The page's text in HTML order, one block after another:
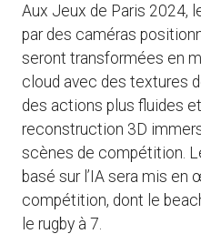
Aux Jeux de Paris 2024,
par des caméras
seront transformées en
cloud avec des textures
des actions plus fluides
reconstruction 3D
scènes de compétition.
basé sur l’IA sera mis
compétition, dont le
le rugby à 7.